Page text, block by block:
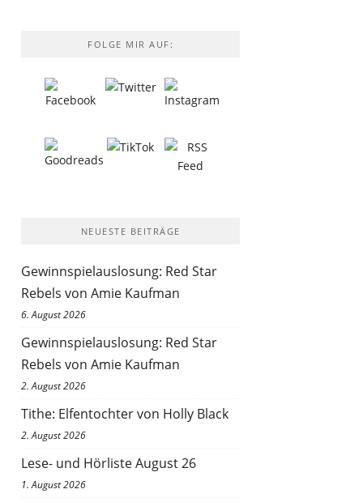
FOLGE MIR AUF:
NEUESTE BEITRÄGE
Gewinnspielauslosung: Red Star
Rebels von Amie Kaufman
6. August 2026
Gewinnspielauslosung: Red Star
Rebels von Amie Kaufman
2. August 2026
Tithe: Elfentochter von Holly Black
2. August 2026
Lese- und Hörliste August 26
1. August 2026